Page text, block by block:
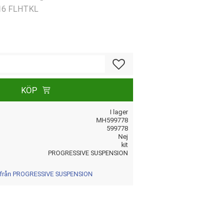
FLHTKL
KÖP
I lager
MH599778
599778
Nej
kit
PROGRESSIVE SUSPENSION
PROGRESSIVE SUSPENSION